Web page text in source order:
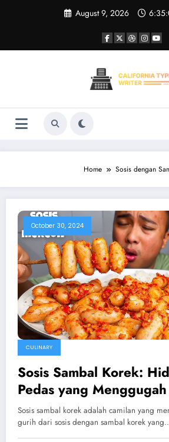
August 9, 2026
Home Sosis dengan
October 30, 2024
CULINARY
Sosis Sambal Korek:
Pedas yang
Sosis sambal korek adalah camilan yang
gurih dari sosis dengan sambal korek